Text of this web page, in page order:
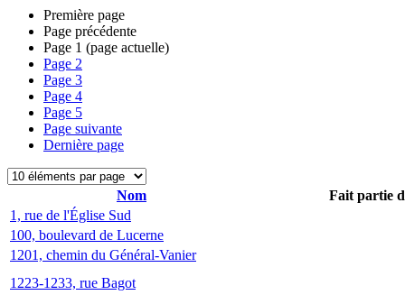
Première page
Page précédente
Page 1 (page actuelle)
Page 2
Page 3
Page 4
Page 5
Page suivante
Dernière page
Nom
Fait partie
1, rue de l'Église Sud
100, boulevard de Lucerne
1201, chemin du Général-Vanier
1223-1233, rue Bagot